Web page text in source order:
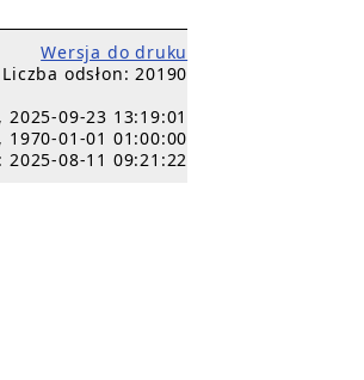
Wersja do druku
Liczba odsłon: 20190
2025-09-23 13:19:01
01-01 01:00:00
08-11 09:21:22